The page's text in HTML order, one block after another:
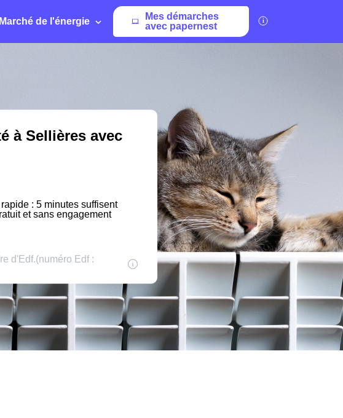
Marché de l'énergie
Mes démarches
avec papernest